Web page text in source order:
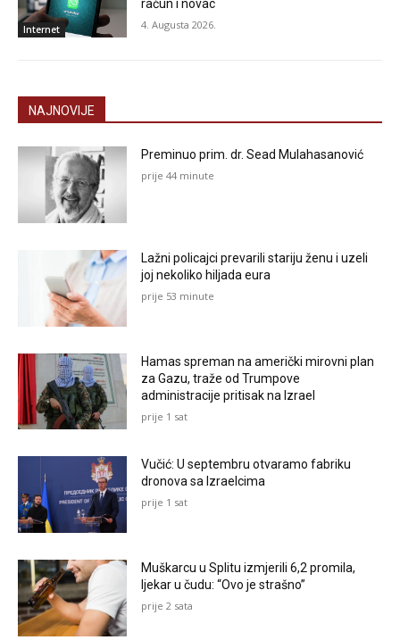
Internet
račun i novac
4. Augusta 2026.
NAJNOVIJE
Preminuo prim. dr. Sead Mulahasanović
prije 44 minute
Lažni policajci prevarili stariju ženu i uzeli
joj nekoliko hiljada eura
prije 53 minute
Hamas spreman na američki mirovni plan
za Gazu, traže od Trumpove
administracije pritisak na Izrael
prije 1 sat
Vučić: U septembru otvaramo fabriku
dronova sa Izraelcima
prije 1 sat
Muškarcu u Splitu izmjerili 6,2 promila,
ljekar u čudu: “Ovo je strašno”
prije 2 sata